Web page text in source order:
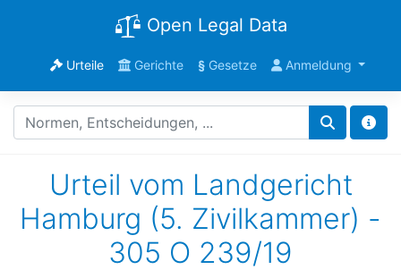
Open Legal Data
Urteile Gerichte §Gesetze Anmeldung
Urteil vom Landgericht
Hamburg (5. Zivilkammer) -
305 O 239/19